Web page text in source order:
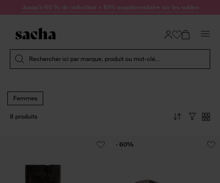
Passer au contenu
Jusqu'à 60 % de réduction + 10% supplémentaire sur les soldes
Rechercher ici par marque, produit ou mot-clé...
Femmes
8 produits
- 60%